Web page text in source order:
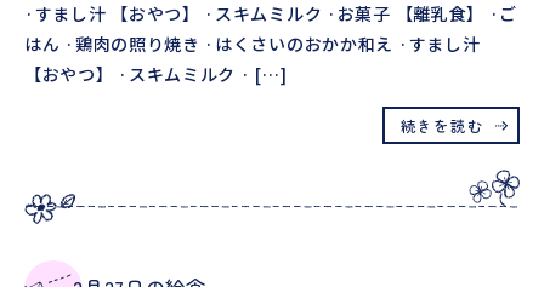
·すまし汁 【おやつ】 ·スキムミルク ·お菓子 【離乳食】 ·ご
はん ·鶏肉の照り焼き ·はくさいのおかか和え ·すまし汁
【おやつ】 ·スキムミルク · […]
続きを読む